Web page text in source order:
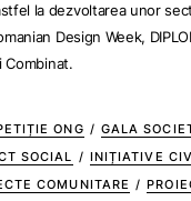
la dezvoltarea unor
Design Week,
Combinat.
ONG / GALA
SOCIAL / INIȚIATIVE
COMUNITARE /